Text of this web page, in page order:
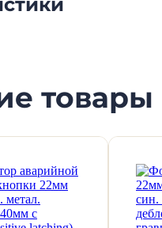
товары